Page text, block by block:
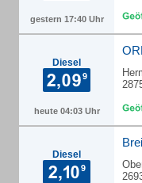
gestern 17:40 Uhr
Diesel
heute 04:03 Uhr
Diesel